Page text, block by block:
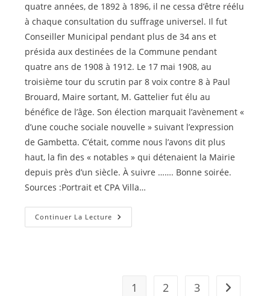
quatre années, de 1892 à 1896, il ne cessa d’être réélu
à chaque consultation du suffrage universel. Il fut
Conseiller Municipal pendant plus de 34 ans et
présida aux destinées de la Commune pendant
quatre ans de 1908 à 1912. Le 17 mai 1908, au
troisième tour du scrutin par 8 voix contre 8 à Paul
Brouard, Maire sortant, M. Gattelier fut élu au
bénéfice de l’âge. Son élection marquait l’avènement «
d’une couche sociale nouvelle » suivant l’expression
de Gambetta. C’était, comme nous l’avons dit plus
haut, la fin des « notables » qui détenaient la Mairie
depuis près d’un siècle. À suivre ……. Bonne soirée.
Sources :Portrait et CPA Villa…
Continuer La Lecture Jules
GATELLIER
1 2 3 Aller à la